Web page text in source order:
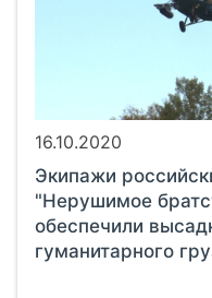
16.10.2020
Экипажи
"Нерушимое
обеспечили
гуманитарного